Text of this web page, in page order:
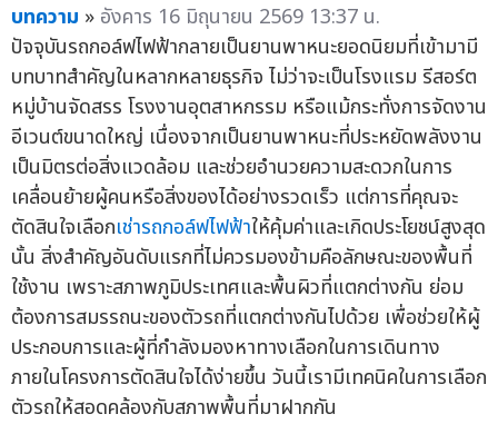
บทความ » อังคาร 16 มิถุนายน 2569 13:37 น.
ปัจจุบันรถกอล์ฟไฟฟ้ากลายเป็นยานพาหนะยอดนิยมที่เข้ามามี
บทบาทสำคัญในหลากหลายธุรกิจ ไม่ว่าจะเป็นโรงแรม รีสอร์ต
หมู่บ้านจัดสรร โรงงานอุตสาหกรรม หรือแม้กระทั่งการจัดงาน
อีเวนต์ขนาดใหญ่ เนื่องจากเป็นยานพาหนะที่ประหยัดพลังงาน
เป็นมิตรต่อสิ่งแวดล้อม และช่วยอำนวยความสะดวกในการ
เคลื่อนย้ายผู้คนหรือสิ่งของได้อย่างรวดเร็ว แต่การที่คุณจะ
ตัดสินใจเลือกเช่ารถกอล์ฟไฟฟ้าให้คุ้มค่าและเกิดประโยชน์สูงสุด
นั้น สิ่งสำคัญอันดับแรกที่ไม่ควรมองข้ามคือลักษณะของพื้นที่
ใช้งาน เพราะสภาพภูมิประเทศและพื้นผิวที่แตกต่างกัน ย่อม
ต้องการสมรรถนะของตัวรถที่แตกต่างกันไปด้วย เพื่อช่วยให้ผู้
ประกอบการและผู้ที่กำลังมองหาทางเลือกในการเดินทาง
ภายในโครงการตัดสินใจได้ง่ายขึ้น วันนี้เรามีเทคนิคในการเลือก
ตัวรถให้สอดคล้องกับสภาพพื้นที่มาฝากกัน